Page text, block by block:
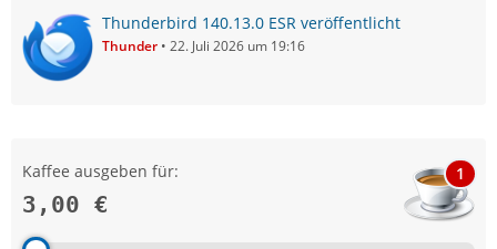
Thunderbird 140.13.0 ESR veröffentlicht
Thunder 22. Juli 2026 um 19:16
Kaffee ausgeben für:
3,00 €
1